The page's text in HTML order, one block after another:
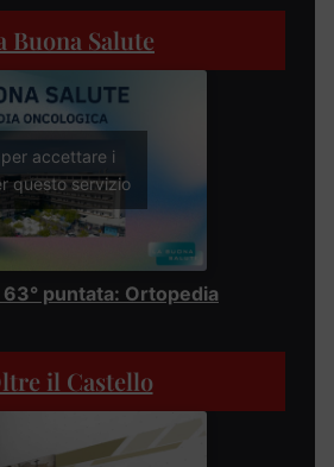
Buona Salute
accettare i
questo servizio
63° puntata: Ortopedia
il Castello